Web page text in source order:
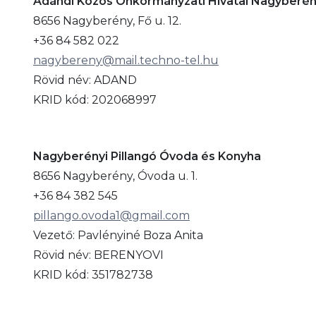
8656 Nagyberény, Fő u. 12.
+36 84 582 022
nagybereny@mail.techno-tel.hu
Rövid név: ADAND
KRID kód: 202068997
Nagyberényi Pillangó Óvoda és Konyha
8656 Nagyberény, Óvoda u. 1.
+36 84 382 545
pillango.ovoda1@gmail.com
Vezető: Pavlényiné Boza Anita
Rövid név: BERENYOVI
KRID kód: 351782738